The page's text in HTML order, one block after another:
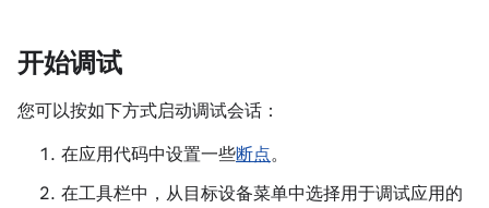
开始调试
您可以按如下方式启动调试会话：
在应用代码中设置一些断点。
在工具栏中，从目标设备菜单中选择用于调试应用的